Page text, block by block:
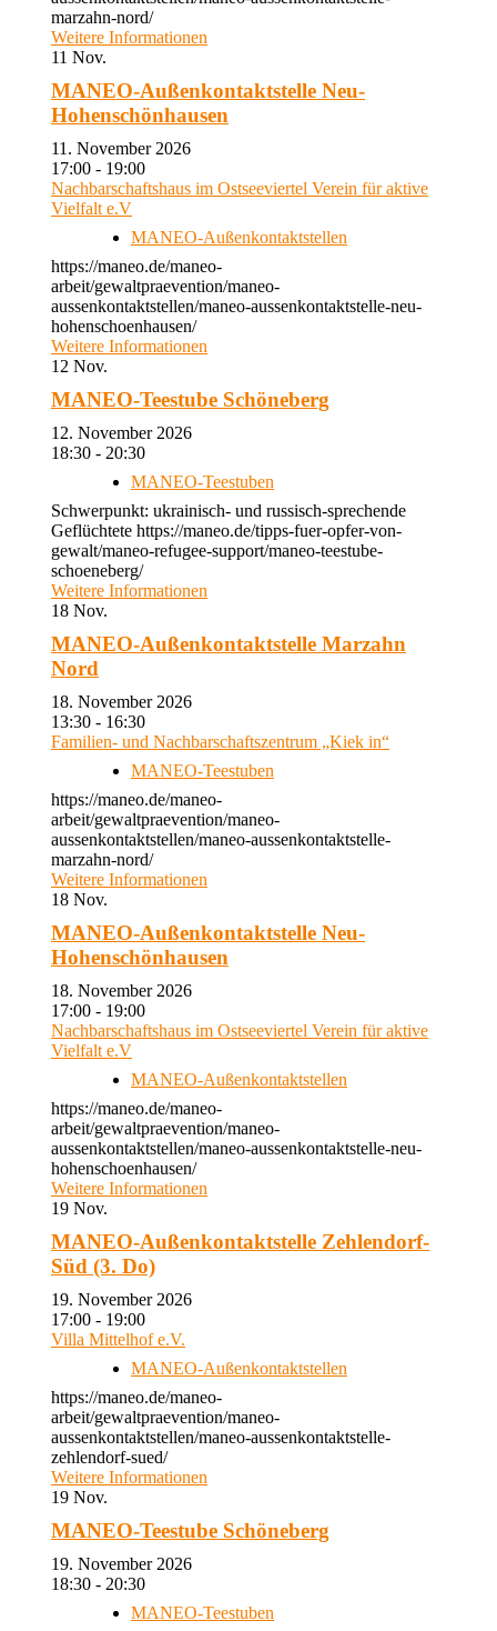
marzahn-nord/
Weitere Informationen
11 Nov.
MANEO-Außenkontaktstelle Neu-
Hohenschönhausen
11. November 2026
17:00 - 19:00
Nachbarschaftshaus im Ostseeviertel Verein für aktive
Vielfalt e.V
MANEO-Außenkontaktstellen
https://maneo.de/maneo-
arbeit/gewaltpraevention/maneo-
aussenkontaktstellen/maneo-aussenkontaktstelle-neu-
hohenschoenhausen/
Weitere Informationen
12 Nov.
MANEO-Teestube Schöneberg
12. November 2026
18:30 - 20:30
MANEO-Teestuben
Schwerpunkt: ukrainisch- und russisch-sprechende
Geflüchtete https://maneo.de/tipps-fuer-opfer-von-
gewalt/maneo-refugee-support/maneo-teestube-
schoeneberg/
Weitere Informationen
18 Nov.
MANEO-Außenkontaktstelle Marzahn
Nord
18. November 2026
13:30 - 16:30
Familien- und Nachbarschaftszentrum „Kiek in“
MANEO-Teestuben
https://maneo.de/maneo-
arbeit/gewaltpraevention/maneo-
aussenkontaktstellen/maneo-aussenkontaktstelle-
marzahn-nord/
Weitere Informationen
18 Nov.
MANEO-Außenkontaktstelle Neu-
Hohenschönhausen
18. November 2026
17:00 - 19:00
Nachbarschaftshaus im Ostseeviertel Verein für aktive
Vielfalt e.V
MANEO-Außenkontaktstellen
https://maneo.de/maneo-
arbeit/gewaltpraevention/maneo-
aussenkontaktstellen/maneo-aussenkontaktstelle-neu-
hohenschoenhausen/
Weitere Informationen
19 Nov.
MANEO-Außenkontaktstelle Zehlendorf-
Süd (3. Do)
19. November 2026
17:00 - 19:00
Villa Mittelhof e.V.
MANEO-Außenkontaktstellen
https://maneo.de/maneo-
arbeit/gewaltpraevention/maneo-
aussenkontaktstellen/maneo-aussenkontaktstelle-
zehlendorf-sued/
Weitere Informationen
19 Nov.
MANEO-Teestube Schöneberg
19. November 2026
18:30 - 20:30
MANEO-Teestuben